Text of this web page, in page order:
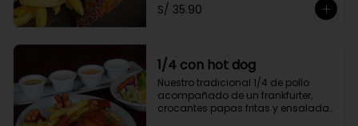
S/ 35.90
1/4 con hot dog
Nuestro tradicional 1/4 de pollo
acompañado de un frankfurter,
crocantes papas fritas y ensalada